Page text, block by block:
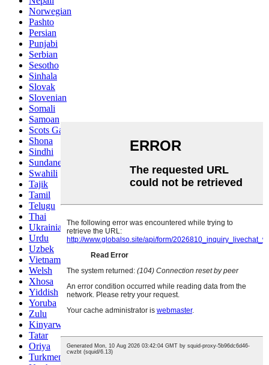
Norwegian
Pashto
Persian
Punjabi
Serbian
Sesotho
Sinhala
Slovak
Slovenian
Somali
Samoan
Scots Gaelic
Shona
Sindhi
Sundanese
Swahili
Tajik
Tamil
Telugu
Thai
Ukrainian
Urdu
Uzbek
Vietnamese
Welsh
Xhosa
Yiddish
Yoruba
Zulu
Kinyarwanda
Tatar
Oriya
Turkmen